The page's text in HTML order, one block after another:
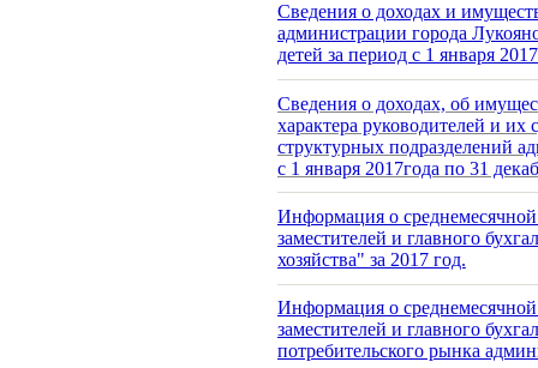
Сведения о доходах и
администрации города
детей за период с 1 января
Сведения о доходах, об
характера руководителей и
структурных подразделений
с 1 января 2017года по 31
Информация о среднемесячной
заместителей и главного
хозяйства" за 2017 год.
Информация о среднемесячной
заместителей и главного
потребительского рынка